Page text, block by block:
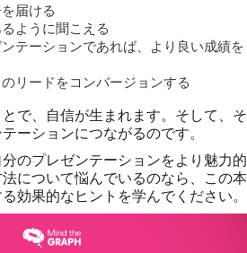
届ける
ように聞こえる
テーションであれば、より良い成績を
リードをコンバージョンする
で、自信が生まれます。そして、そ
ーションにつながるのです。
のプレゼンテーションをより魅力的
について悩んでいるのなら、この本
効果的なヒントを学んでください。